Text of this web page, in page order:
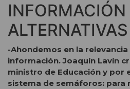
INFORMACIÓN
ALTERNATIVAS
-Ahondemos en la
información. Joaquín Lavín
ministro de Educación y por
sistema de semáforos: para